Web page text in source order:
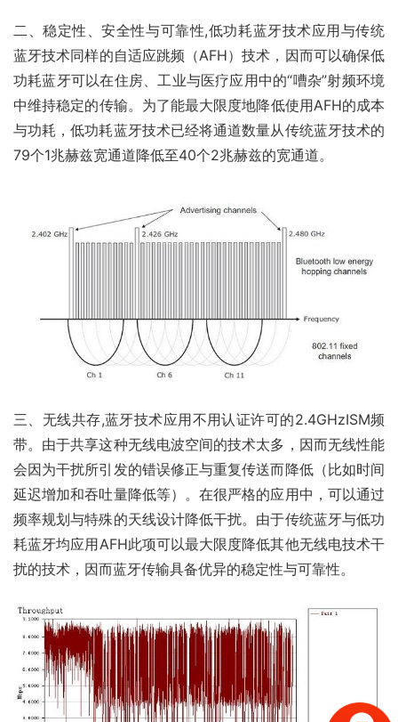
二、稳定性、安全性与可靠性,低功耗蓝牙技术应用与传统
蓝牙技术同样的自适应跳频（AFH）技术，因而可以确保低
功耗蓝牙可以在住房、工业与医疗应用中的“嘈杂”射频环境
中维持稳定的传输。为了能最大限度地降低使用AFH的成本
与功耗，低功耗蓝牙技术已经将通道数量从传统蓝牙技术的
79个1兆赫兹宽通道降低至40个2兆赫兹的宽通道。
三、无线共存,蓝牙技术应用不用认证许可的2.4GHzISM频
带。由于共享这种无线电波空间的技术太多，因而无线性能
会因为干扰所引发的错误修正与重复传送而降低（比如时间
延迟增加和吞吐量降低等）。在很严格的应用中，可以通过
频率规划与特殊的天线设计降低干扰。由于传统蓝牙与低功
耗蓝牙均应用AFH此项可以最大限度降低其他无线电技术干
扰的技术，因而蓝牙传输具备优异的稳定性与可靠性。